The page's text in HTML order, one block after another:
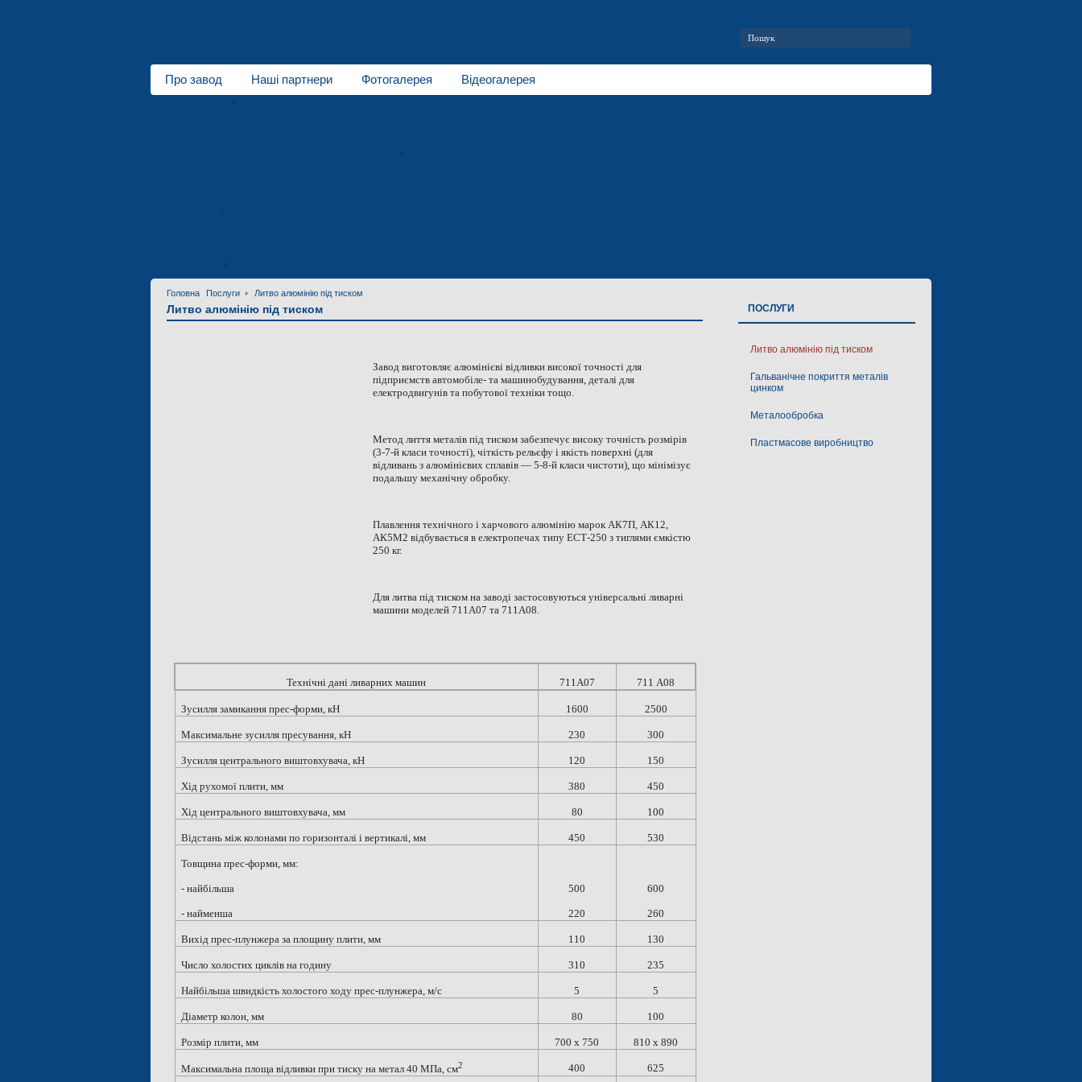
Про завод Наші партнери Фотогалерея
Відеогалерея
Головна Послуги Литво алюмінію під тиском
Литво алюмінію під тиском
Завод виготовляє алюмінієві відливки високої точності для
підприємств автомобіле- та машинобудування, деталі для
електродвигунів та побутової техніки тощо.
Метод лиття металів під тиском забезпечує високу точність розмірів
(3-7-й класи точності), чіткість рельєфу і якість поверхні (для
відливань з алюмінієвих сплавів — 5-8-й класи чистоти), що мінімізує
подальшу механічну обробку.
Плавлення технічного і харчового алюмінію марок АК7П, АК12,
АК5М2 відбувається в електропечах типу ЕСТ-250 з тиглями ємкістю
250 кг.
Для литва під тиском на заводі застосовуються універсальні ливарні
машини моделей 711А07 та 711А08.
Технічні дані ливарних машин 711А07 711 А08
Зусилля замикання прес-форми, кН 1600 2500
Максимальне зусилля пресування, кН 230 300
Зусилля центрального виштовхувача, кН 120 150
Хід рухомої плити, мм 380 450
Хід центрального виштовхувача, мм 80 100
Відстань між колонами по горизонталі і вертикалі, мм 450 530
Товщина прес-форми, мм:
- найбільша
- найменша
500
220
600
260
Вихід прес-плунжера за площину плити, мм 110 130
Число холостих циклів на годину 310 235
Найбільша швидкість холостого ходу прес-плунжера, м/с 5 5
Діаметр колон, мм 80 100
Розмір плити, мм 700 х 750 810 x 890
Максимальна площа відливки при тиску на метал 40 МПа, см2 400 625
ПОСЛУГИ
Литво алюмінію під тиском
Гальванічне покриття металів
цинком
Металообробка
Пластмасове виробництво